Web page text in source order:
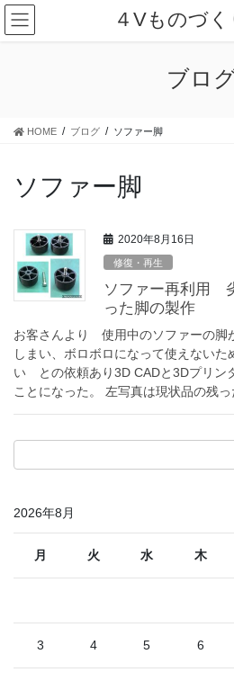
コ
ン
ナ
ビ
４Vものづ
ブロ
HOME ブログ ソファー脚
ソファー脚
2020年8月16日
修復・再生
ソファー再利用
った脚の製作
お客さんより 使用中のソファーの脚
しまい、ボロボロになって使えないた
い との依頼あり3D CADと3Dプリン
ことになった。 左写真は現状品の残
2026年8月
月 火 水 木
3 4 5 6